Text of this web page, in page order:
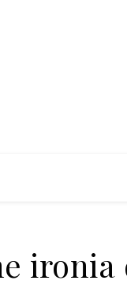
ironia